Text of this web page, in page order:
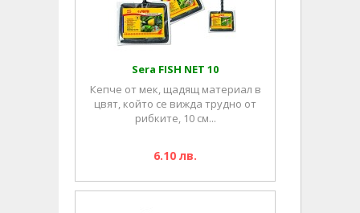
Sera FISH NET 10
Кепче от мек, щадящ материал в
цвят, който се вижда трудно от
рибките, 10 см...
6.10 лв.